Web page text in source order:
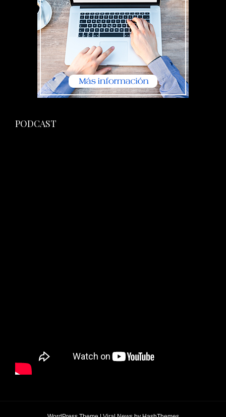
PODCAST